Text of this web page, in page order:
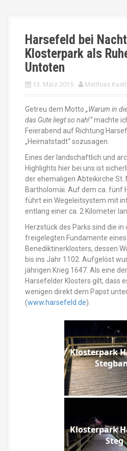
Harsefeld bei
Klosterpark als
Untoten
13. März 2015 Matthias
Getreu dem Motto „Warum in
das Gute liegt so nah!“machte
Feierabend auf Richtung
„Heimatstadt“ sozusagen.
Eines der landschaftlich und
Highlights hier bei uns ist
der ehemaligen Abteikirche St.
Bartholomäi. Auf dem ca. fünf
führt ein Wegeleitsystem mit
entlang einer ca. 2 Kilometer
Herzstück des Parks sind die
freigelegten Fundamente
Benediktinerklosters, dessen
bis ins Jahr 1102. Aufgelöst
jährigen Krieg 1647. Als eine
Harsefelder Klosters gilt, dass
wenigen direkt dem Papst
(www.harsefeld.de).
Klosterpark
Klosterpark
Steg